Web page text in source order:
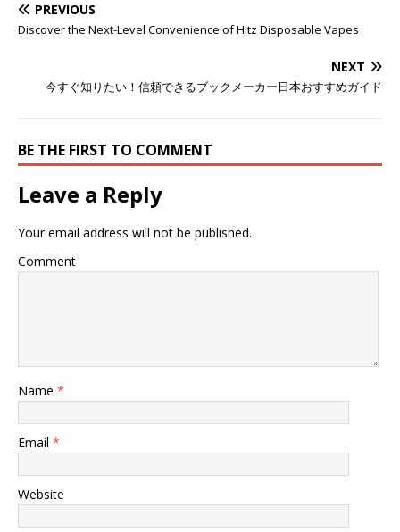
PREVIOUS
Discover the Next-Level Convenience of Hitz Disposable Vapes
NEXT
今すぐ知りたい！信頼できるブックメーカー日本おすすめガイド
BE THE FIRST TO COMMENT
Leave a Reply
Your email address will not be published.
Comment
Name *
Email *
Website